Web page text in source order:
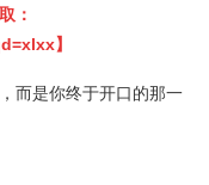
：
】
而是你终于开口的那一